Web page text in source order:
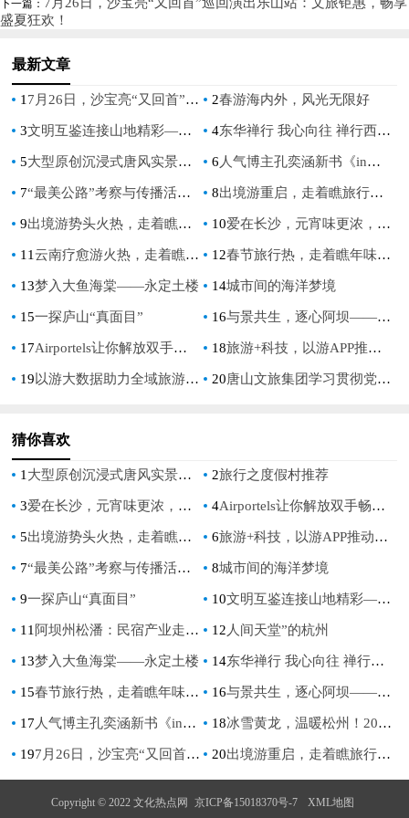
下一篇：
盛夏狂欢！
最新文章
1 7月26日，沙宝亮“又回首”巡回演出乐山站：文旅钜惠，畅享盛夏狂欢！ 2春游海内外，风光无限好
3文明互鉴连接山地精彩——2024“国际山地旅游日”主题活动 在法国尼斯启幕 ​ 4东华禅行 我心向往 禅行西域 回归家园-东华禅&场景运动敦煌戈壁行
5大型原创沉浸式唐风实景乐园启唐城开票 龙湾温泉度假区再添华彩 6 人气博主孔奕涵新书《in旅行：路过世界》即将上市
7“最美公路”考察与传播活动再启 长白山助力发现“中国极致景观” 8出境游重启，走着瞧旅行为行业注入活力
9出境游势头火热，走着瞧开启泰国行 10爱在长沙，元宵味更浓，洋湖水街花式闹元宵！
11 云南疗愈游火热，走着瞧数条云南线齐发 12春节旅行热，走着瞧年味路线受追捧
13梦入大鱼海棠——永定土楼 14城市间的海洋梦境
15一探庐山“真面目” 16与景共生，逐心阿坝——2022熊猫家园·净土阿坝“网红最喜欢的十大景区”正式出炉！
17Airportels让你解放双手畅游泰国！便捷行李寄存服务让快乐翻倍！ 18旅游+科技，以游APP推动旅游业转型升级
19以游大数据助力全域旅游新发展 20唐山文旅集团学习贯彻党的二十大精神“五部曲”
猜你喜欢
1 大型原创沉浸式唐风实景乐园启唐城开票 龙湾温泉度假区再添华彩 2旅行之度假村推荐
3爱在长沙，元宵味更浓，洋湖水街花式闹元宵！ 4Airportels让你解放双手畅游泰国！便捷行李寄存服务让快乐翻倍！
5出境游势头火热，走着瞧开启泰国行 6旅游+科技，以游APP推动旅游业转型升级
7“最美公路”考察与传播活动再启 长白山助力发现“中国极致景观” 8城市间的海洋梦境
9一探庐山“真面目” 10文明互鉴连接山地精彩——2024“国际山地旅游日”主题活动 在法国尼斯启幕 ​
11 阿坝州松潘：民宿产业走出乡村振兴“新路子” 12 人间天堂”的杭州
13梦入大鱼海棠——永定土楼 14东华禅行 我心向往 禅行西域 回归家园-东华禅&场景运动敦煌戈壁行
15春节旅行热，走着瞧年味路线受追捧 16与景共生，逐心阿坝——2022熊猫家园·净土阿坝“网红最喜欢的十大景区”正式出炉！
17 人气博主孔奕涵新书《in旅行：路过世界》即将上市 18冰雪黄龙，温暖松州！2022黄龙极限耐力赛·训练营圆满收官！
197月26日，沙宝亮“又回首”巡回演出乐山站：文旅钜惠，畅享盛夏狂欢！ 20出境游重启，走着瞧旅行为行业注入活力
Copyright © 2022 文化热点网 京ICP备15018370号-7 XML地图